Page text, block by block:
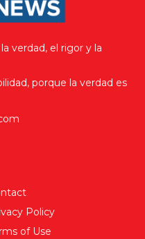
verdad, el rigor y la
porque la verdad es
Policy
of Use